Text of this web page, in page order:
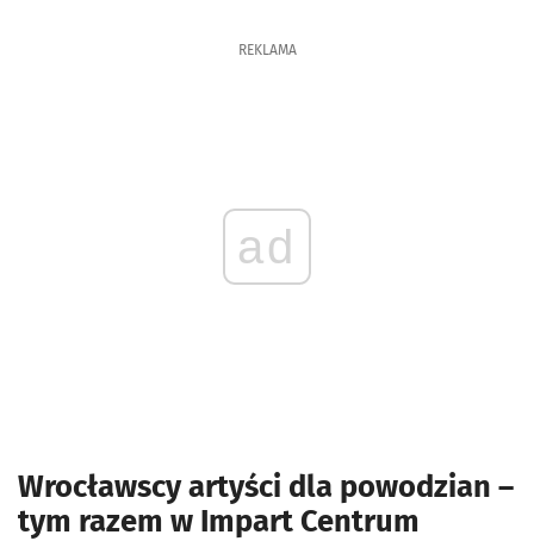
REKLAMA
ad
Wrocławscy artyści dla powodzian –
tym razem w Impart Centrum